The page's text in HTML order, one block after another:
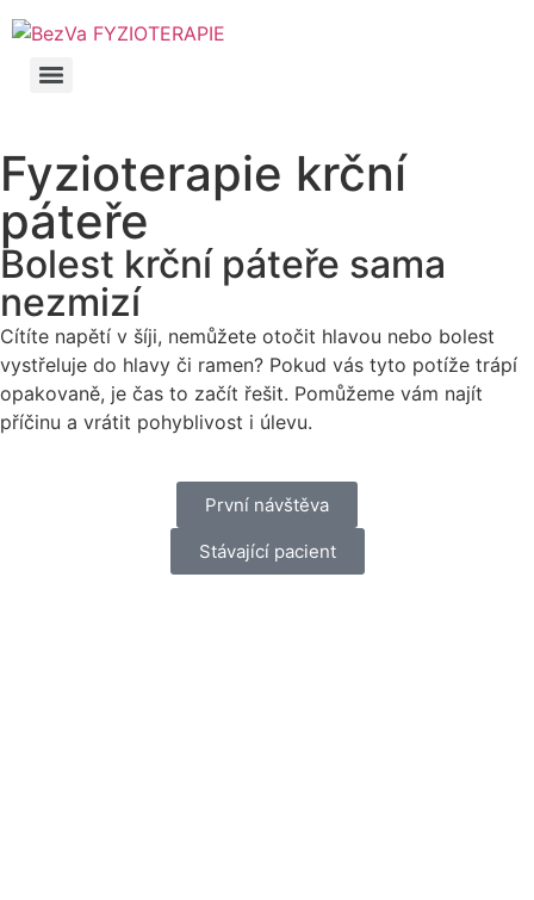
Fyzioterapie krční
páteře
Bolest krční páteře sama
nezmizí
Cítíte napětí v šíji, nemůžete otočit hlavou nebo bolest
vystřeluje do hlavy či ramen? Pokud vás tyto potíže trápí
opakovaně, je čas to začít řešit. Pomůžeme vám najít
příčinu a vrátit pohyblivost i úlevu.
První návštěva
Stávající pacient